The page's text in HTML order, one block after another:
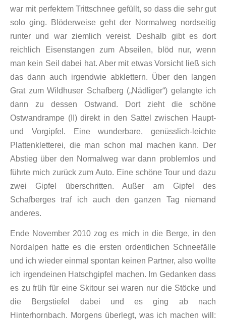
war mit perfektem Trittschnee gefüllt, so dass die sehr gut
solo ging. Blöderweise geht der Normalweg nordseitig
runter und war ziemlich vereist. Deshalb gibt es dort
reichlich Eisenstangen zum Abseilen, blöd nur, wenn
man kein Seil dabei hat. Aber mit etwas Vorsicht ließ sich
das dann auch irgendwie abklettern. Über den langen
Grat zum Wildhuser Schafberg („Nädliger“) gelangte ich
dann zu dessen Ostwand. Dort zieht die schöne
Ostwandrampe (II) direkt in den Sattel zwischen Haupt-
und Vorgipfel. Eine wunderbare, genüsslich-leichte
Plattenkletterei, die man schon mal machen kann. Der
Abstieg über den Normalweg war dann problemlos und
führte mich zurück zum Auto. Eine schöne Tour und dazu
zwei Gipfel überschritten. Außer am Gipfel des
Schafberges traf ich auch den ganzen Tag niemand
anderes.
Ende November 2010 zog es mich in die Berge, in den
Nordalpen hatte es die ersten ordentlichen Schneefälle
und ich wieder einmal spontan keinen Partner, also wollte
ich irgendeinen Hatschgipfel machen. Im Gedanken dass
es zu früh für eine Skitour sei waren nur die Stöcke und
die Bergstiefel dabei und es ging ab nach
Hinterhornbach. Morgens überlegt, was ich machen will: